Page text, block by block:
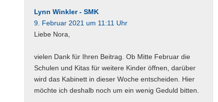
Lynn Winkler - SMK
9. Februar 2021 um 11:11 Uhr
Liebe Nora,
vielen Dank für Ihren Beitrag. Ob Mitte Februar die
Schulen und Kitas für weitere Kinder öffnen, darüber
wird das Kabinett in dieser Woche entscheiden. Hier
möchte ich deshalb noch um ein wenig Geduld bitten.